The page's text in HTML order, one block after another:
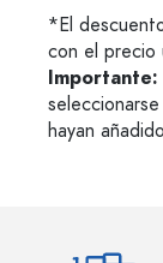
*El
con el precio
Importante:
hayan